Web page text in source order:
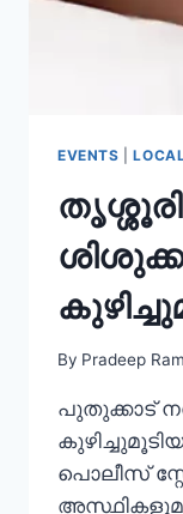
EVENTS |
By Pradeep
പുതുക്കാട്
പൊലീസ്